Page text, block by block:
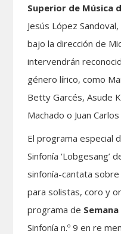
Superior de Música
Jesús López Sandoval,
bajo la dirección de
intervendrán
género lírico, como
Betty Garcés, Asude
Machado o Juan
El programa especial
Sinfonía ‘Lobgesang’
sinfonía-cantata sobre
para solistas, coro y
programa de
Sinfonía n.º 9 en re